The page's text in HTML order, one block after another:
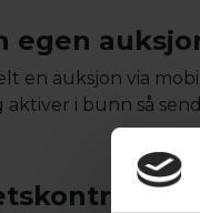
egen
en auksjon via
i bunn så
/